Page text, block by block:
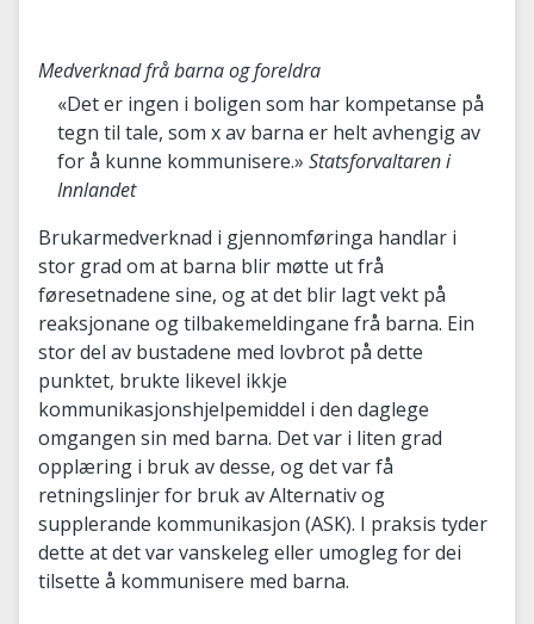
Medverknad frå barna og foreldra
«Det er ingen i boligen som har kompetanse på
tegn til tale, som x av barna er helt avhengig av
for å kunne kommunisere.» Statsforvaltaren i
Innlandet
Brukarmedverknad i gjennomføringa handlar i
stor grad om at barna blir møtte ut frå
føresetnadene sine, og at det blir lagt vekt på
reaksjonane og tilbakemeldingane frå barna. Ein
stor del av bustadene med lovbrot på dette
punktet, brukte likevel ikkje
kommunikasjonshjelpemiddel i den daglege
omgangen sin med barna. Det var i liten grad
opplæring i bruk av desse, og det var få
retningslinjer for bruk av Alternativ og
supplerande kommunikasjon (ASK). I praksis tyder
dette at det var vanskeleg eller umogleg for dei
tilsette å kommunisere med barna.